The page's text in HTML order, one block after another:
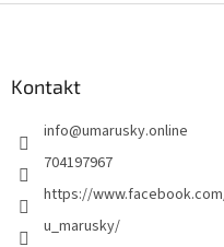
Kontakt
info@umarusky.online
704197967
https://
u_marusky/